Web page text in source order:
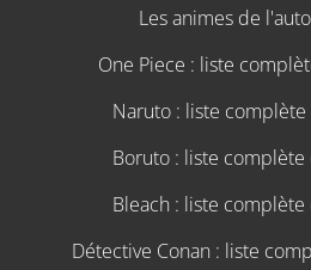
Les animes de
One Piece : liste
Naruto : liste
Boruto : liste
Bleach : liste
Détective Conan : liste